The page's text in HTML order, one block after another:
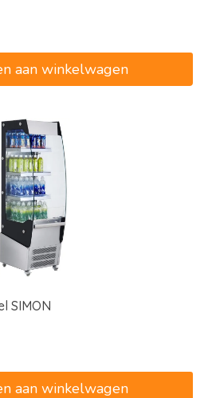
aan winkelwagen
SIMON
aan winkelwagen